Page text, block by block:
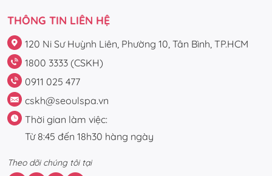
THÔNG TIN LIÊN HỆ
120 Ni Sư Huỳnh Liên, Phường 10, Tân Bình, TP.HCM
1800 3333 (CSKH)
0911 025 477
cskh@seoulspa.vn
Thời gian làm việc:
Từ 8:45 đến 18h30 hàng ngày
Theo dõi chúng tôi tại